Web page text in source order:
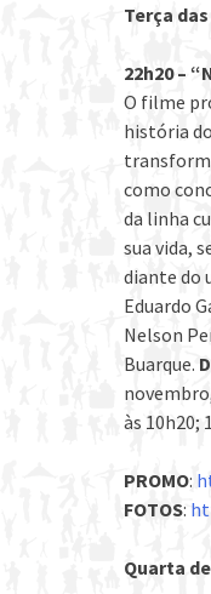
Terça
22h20 –
O filme
história
como
da linha
sua vida,
diante do
Eduardo
Nelson
Buarque.
às 10h20;
PROMO:
FOTOS:
Quarta